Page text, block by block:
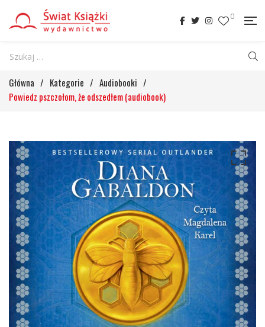
0
Główna / Kategorie / Audiobooki /
Powiedz pszczołom, że odszedłem (audiobook)